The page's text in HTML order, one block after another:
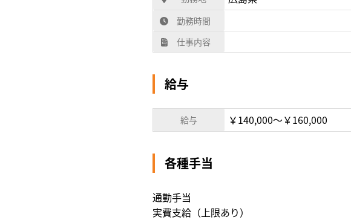
勤務時間
仕事内容
給与
給与 ￥140,000〜￥160,000
各種手当
通勤手当
実費支給（上限あり）